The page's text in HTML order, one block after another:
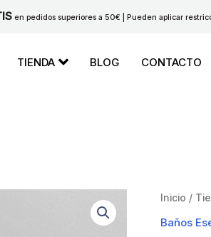
en pedidos superiores a 50€ | Pueden aplicar
TIENDA BLOG CONTACTO
Inicio /
Baños
cantidad